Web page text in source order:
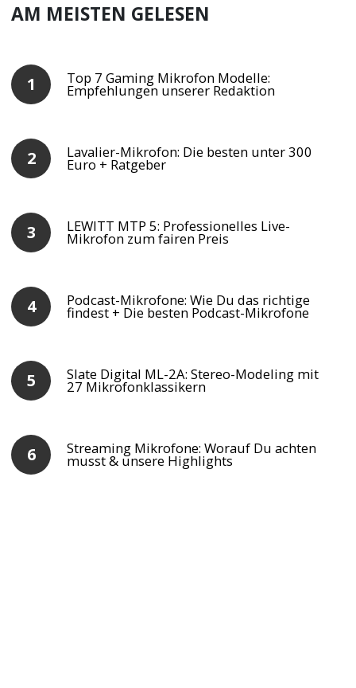
AM MEISTEN GELESEN
Top 7 Gaming Mikrofon Modelle:
Empfehlungen unserer Redaktion
Lavalier-Mikrofon: Die besten unter 300
Euro + Ratgeber
LEWITT MTP 5: Professionelles Live-
Mikrofon zum fairen Preis
Podcast-Mikrofone: Wie Du das richtige
findest + Die besten Podcast-Mikrofone
Slate Digital ML-2A: Stereo-Modeling mit
27 Mikrofonklassikern
Streaming Mikrofone: Worauf Du achten
musst & unsere Highlights